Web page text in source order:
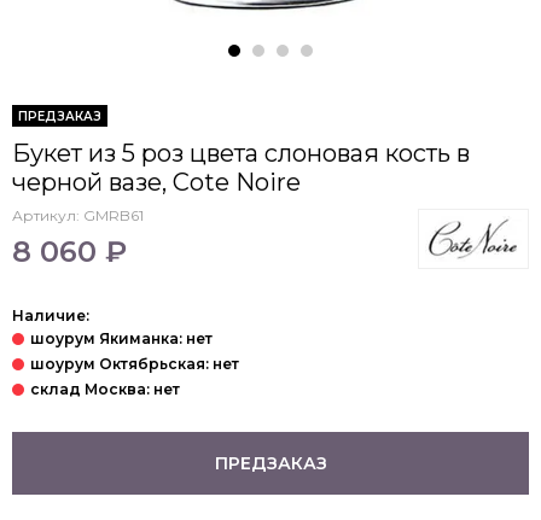
ПРЕДЗАКАЗ
Букет из 5 роз цвета слоновая кость в
черной вазе, Cote Noire
Артикул: GMRB61
8 060 ₽
Наличие:
ПРЕДЗАКАЗ